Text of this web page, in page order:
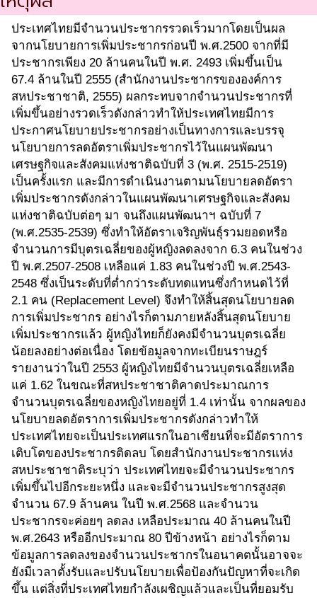
ประเทศไทยมีจำนวนประชากรรวดเร็วมากโดยเป็นผล
จากนโยบายการเพิ่มประชากรก่อนปี พ.ศ.2500 จากที่มี
ประชากรเพียง 20 ล้านคนในปี พ.ศ. 2493 เพิ่มขึ้นเป็น
67.4 ล้านในปี 2555 (สำนักงานประชากรขององค์การ
สหประชาชาติ, 2555) ผลกระทบจากจำนวนประชากรที่
เพิ่มขึ้นอย่างรวดเร็วดังกล่าวทำให้ประเทศไทยมีการ
ประกาศนโยบายประชากรอย่างเป็นทางการและบรรจุ
นโยบายการลดอัตราเพิ่มประชากรไว้ในแผนพัฒนา
เศรษฐกิจและสังคมแห่งชาติฉบับที่ 3 (พ.ศ. 2515-2519)
เป็นครั้งแรก และมีการดำเนินงานตามนโยบายลดอัตรา
เพิ่มประชากรดังกล่าวในแผนพัฒนาเศรษฐกิจและสังคม
แห่งชาติฉบับต่อๆ มา จนถึงแผนพัฒนาฯ ฉบับที่ 7
(พ.ศ.2535-2539) ซึ่งทำให้อัตราเจริญพันธุ์รวมยอดหรือ
จำนวนการมีบุตรเฉลี่ยของผู้หญิงลดลงจาก 6.3 คนในช่วง
ปี พ.ศ.2507-2508 เหลือแค่ 1.83 คนในช่วงปี พ.ศ.2543-
2548 ซึ่งเป็นระดับที่ต่ำกว่าระดับทดแทนซึ่งกำหนดไว้ที่
2.1 คน (Replacement Level) จึงทำให้สิ้นสุดนโยบายลด
การเพิ่มประชากร อย่างไรก็ตามภายหลังสิ้นสุดนโยบาย
เพิ่มประชากรแล้ว ผู้หญิงไทยก็ยังคงมีจำนวนบุตรเฉลี่ย
น้อยลงอย่างต่อเนื่อง โดยข้อมูลจากทะเบียนราษฎร์
รายงานว่าในปี 2553 ผู้หญิงไทยมีจำนวนบุตรเฉลี่ยเหลือ
แค่ 1.62 ในขณะที่สหประชาชาติคาดประมาณการ
จำนวนบุตรเฉลี่ยของหญิงไทยอยู่ที่ 1.4 เท่านั้น จากผลของ
นโยบายลดอัตราการเพิ่มประชากรดังกล่าวทำให้
ประเทศไทยจะเป็นประเทศแรกในอาเซียนที่จะมีอัตราการ
เติบโตของประชากรติดลบ โดยสำนักงานประชากรแห่ง
สหประชาชาติระบุว่า ประเทศไทยจะมีจำนวนประชากร
เพิ่มขึ้นไปอีกระยะหนึ่ง และจะมีจำนวนประชากรสูงสุด
จำนวน 67.9 ล้านคน ในปี พ.ศ.2568 และจำนวน
ประชากรจะค่อยๆ ลดลง เหลือประมาณ 40 ล้านคนในปี
พ.ศ.2643 หรืออีกประมาณ 80 ปีข้างหน้า อย่างไรก็ตาม
ข้อมูลการลดลงของจำนวนประชากรในอนาคตนั้นอาจจะ
ยังมีเวลาตั้งรับและปรับนโยบายเพื่อป้องกันปัญหาที่จะเกิด
ขึ้น แต่สิ่งที่ประเทศไทยกำลังเผชิญแล้วและเป็นที่ยอมรับ